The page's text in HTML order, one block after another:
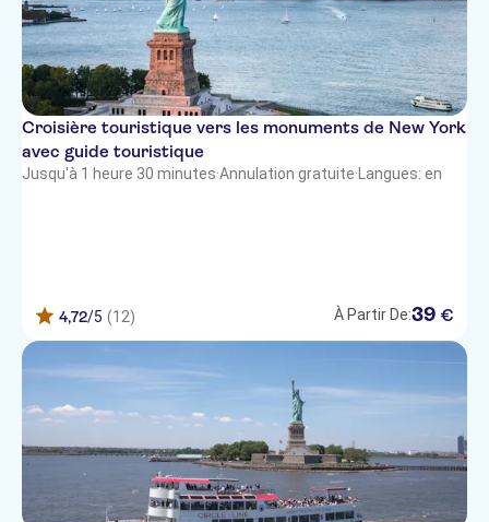
Croisière touristique vers les monuments de New York
avec guide touristique
Jusqu'à 1 heure 30 minutes·Annulation gratuite· Langues: en
4,72/5 (12) À Partir De:39 €